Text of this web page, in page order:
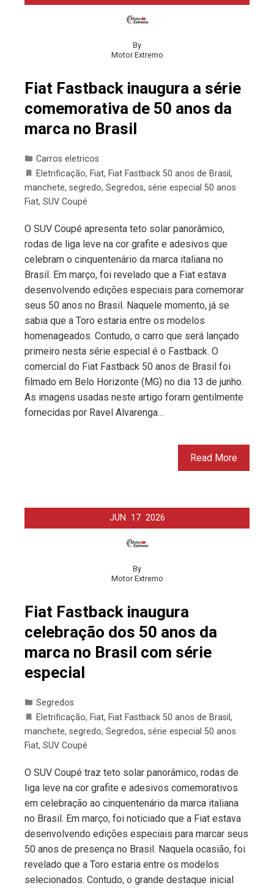
By
Motor Extremo
Fiat Fastback inaugura a série
comemorativa de 50 anos da
marca no Brasil
Carros eletricos
Eletrificação, Fiat, Fiat Fastback 50 anos de Brasil ,
manchete, segredo, Segredos, série especial 50 anos
Fiat, SUV Coupé
O SUV Coupé apresenta teto solar panorâmico,
rodas de liga leve na cor grafite e adesivos que
celebram o cinquentenário da marca italiana no
Brasil. Em março, foi revelado que a Fiat estava
desenvolvendo edições especiais para comemorar
seus 50 anos no Brasil. Naquele momento, já se
sabia que a Toro estaria entre os modelos
homenageados. Contudo, o carro que será lançado
primeiro nesta série especial é o Fastback. O
comercial do Fiat Fastback 50 anos de Brasil foi
filmado em Belo Horizonte (MG) no dia 13 de junho.
As imagens usadas neste artigo foram gentilmente
fornecidas por Ravel Alvarenga…
Read More
JUN 17 2026
By
Motor Extremo
Fiat Fastback inaugura
celebração dos 50 anos da
marca no Brasil com série
especial
Segredos
Eletrificação, Fiat, Fiat Fastback 50 anos de Brasil ,
manchete, segredo, Segredos, série especial 50 anos
Fiat, SUV Coupé
O SUV Coupé traz teto solar panorâmico, rodas de
liga leve na cor grafite e adesivos comemorativos
em celebração ao cinquentenário da marca italiana
no Brasil. Em março, foi noticiado que a Fiat estava
desenvolvendo edições especiais para marcar seus
50 anos de presença no Brasil. Naquela ocasião, foi
revelado que a Toro estaria entre os modelos
selecionados. Contudo, o grande destaque inicial